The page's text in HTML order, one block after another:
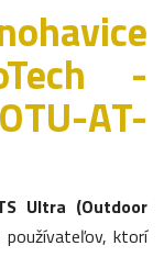
-
AT-
Ultra (Outdoor
ktorí